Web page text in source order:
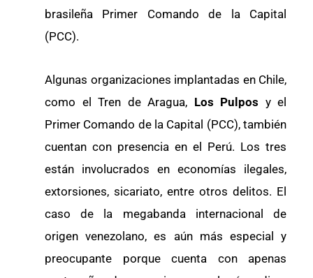
brasileña Primer Comando de la Capital
(PCC).
Algunas organizaciones implantadas en Chile,
como el Tren de Aragua, Los Pulpos y el
Primer Comando de la Capital (PCC), también
cuentan con presencia en el Perú. Los tres
están involucrados en economías ilegales,
extorsiones, sicariato, entre otros delitos. El
caso de la megabanda internacional de
origen venezolano, es aún más especial y
preocupante porque cuenta con apenas